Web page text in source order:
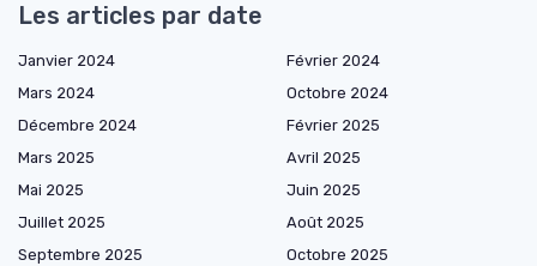
Les articles par date
Janvier 2024
Février 2024
Mars 2024
Octobre 2024
Décembre 2024
Février 2025
Mars 2025
Avril 2025
Mai 2025
Juin 2025
Juillet 2025
Août 2025
Septembre 2025
Octobre 2025